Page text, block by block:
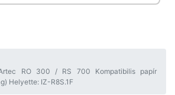
RO 300 / RS 700 Kompatibilis papír
Helyette: IZ-R8S.1F